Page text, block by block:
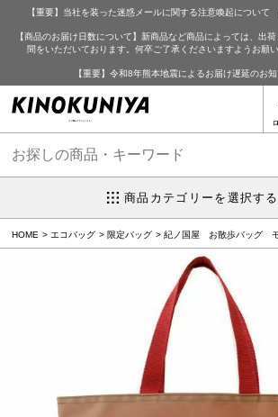
【重要】当社を装った迷惑メールに関する注意喚起について
【商品のお届け日数について】新商品など商品によっては、出
間をいただいております。何卒ご了承くださいますようお願い
【重要】令和8年熊本地震によるお届け遅延のお
商品カテゴリーを選択する
HOME エコバッグ 限定バッグ 紀ノ国屋 お散歩バッグ